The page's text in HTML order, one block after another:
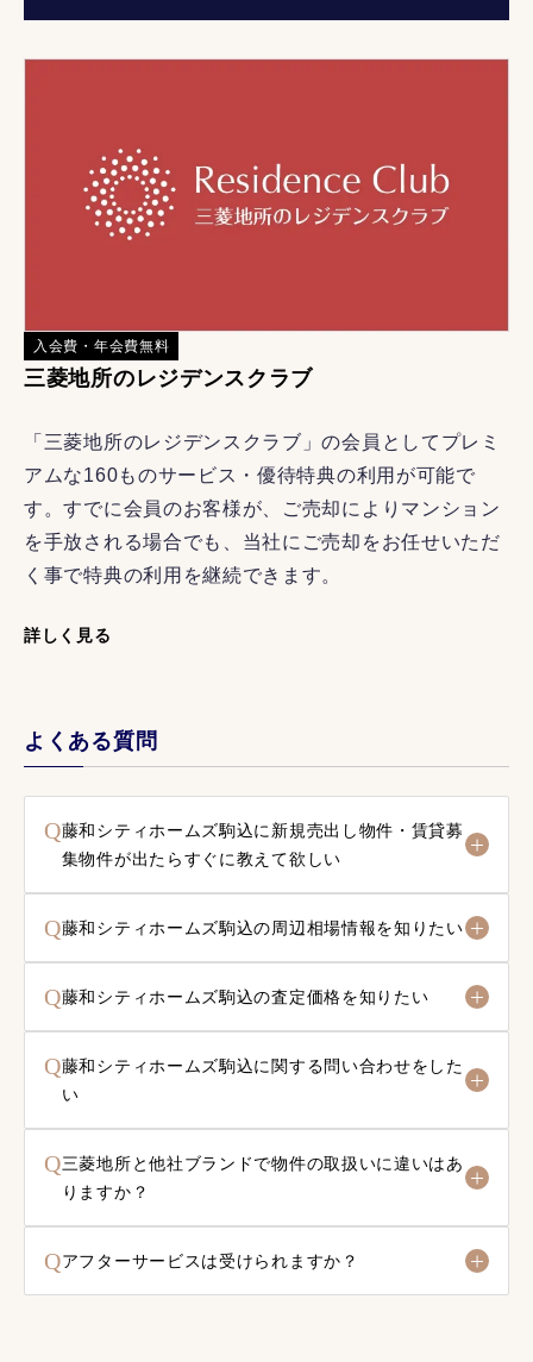
入会費・年会費無料
三菱地所のレジデンスクラブ
「三菱地所のレジデンスクラブ」の会員としてプレミ
アムな160ものサービス・優待特典の利用が可能で
す。すでに会員のお客様が、ご売却によりマンション
を手放される場合でも、当社にご売却をお任せいただ
く事で特典の利用を継続できます。
詳しく見る
よくある質問
Q藤和シティホームズ駒込に新規売出し物件・賃貸募
集物件が出たらすぐに教えて欲しい
Q藤和シティホームズ駒込の周辺相場情報を知りたい
Q藤和シティホームズ駒込の査定価格を知りたい
Q藤和シティホームズ駒込に関する問い合わせをした
い
Q三菱地所と他社ブランドで物件の取扱いに違いはあ
りますか？
Qアフターサービスは受けられますか？